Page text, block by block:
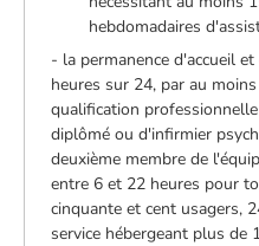
hebdomadaires
- la permanence d'accueil
heures sur 24, par au
qualification
diplômé ou d'infirmier
deuxième membre de
entre 6 et 22 heures pour
cinquante et cent usagers,
service hébergeant plus de